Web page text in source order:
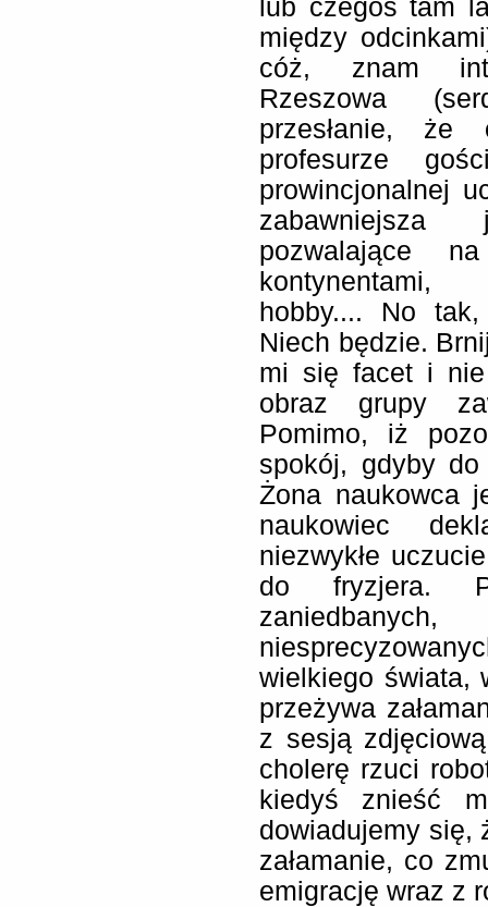
lub czegoś tam
między
cóż, znam
Rzeszowa
przesłanie, że
profesurze
prowincjonalnej
pozwalające
kontynentami,
hobby.... No
Niech będzie.
mi się facet i nie
obraz grupy
Pomimo, iż
spokój, gdyby
Żona naukowca
naukowiec
niezwykłe
do fryzjera.
wielkiego świata,
przeżywa
z sesją
cholerę rzuci
kiedyś znieść
dowiadujemy się,
załamanie, co
emigrację wraz z